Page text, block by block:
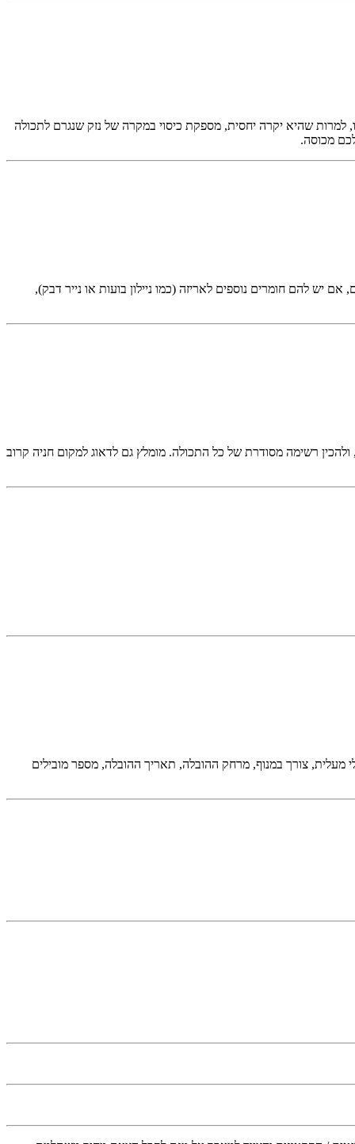
למרות שהיא יקרה יחסית, מספקת כיסוי במקרה של נזק שנגרם לתכולה
מכוסה.
יש להם חומרים נוספים לאריזה (כמו ניילון בועות או נייר דבק),
רשימה מסודרת של כל התכולה. מומלץ גם לדאוג למקום חניה קרוב
צורך במנוף, מרחק ההובלה, תאריך ההובלה, מספר מובילים